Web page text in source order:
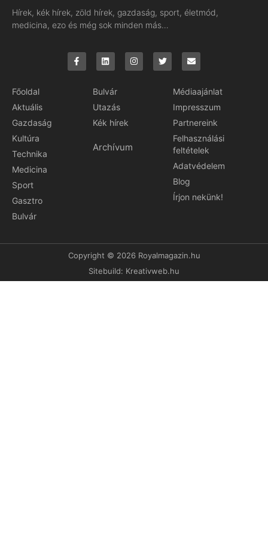
Hírek, kék hírek, zöld hírek, gazdaság, sport, életmód,
medicina, ezo és még sok minden más…
Főoldal
Aktuális
Gazdaság
Kultúra
Technika
Medicina
Sport
Gasztro
Bulvár
Bulvár
Utazás
Kék hírek
Archívum
Médiaajánlat
Impresszum
Partnereink
Felhasználási
feltételek
Adatvédelem
Blog
Írjon nekünk!
Copyright © 2026 Royalmagazin.hu
Sitebuild: Kreativweb.hu